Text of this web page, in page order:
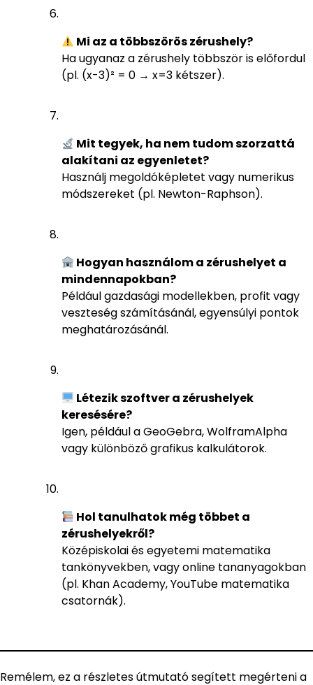
Mi az a többszörös zérushely?
Ha ugyanaz a zérushely többször is előfordul
(pl. (x-3)² = 0 → x=3 kétszer).
Mit tegyek, ha nem tudom szorzattá
alakítani az egyenletet?
Használj megoldóképletet vagy numerikus
módszereket (pl. Newton-Raphson).
Hogyan használom a zérushelyet a
mindennapokban?
Például gazdasági modellekben, profit vagy
veszteség számításánál, egyensúlyi pontok
meghatározásánál.
Létezik szoftver a zérushelyek
keresésére?
Igen, például a GeoGebra, WolframAlpha
vagy különböző grafikus kalkulátorok.
Hol tanulhatok még többet a
zérushelyekről?
Középiskolai és egyetemi matematika
tankönyvekben, vagy online tananyagokban
(pl. Khan Academy, YouTube matematika
csatornák).
Remélem, ez a részletes útmutató segített megérteni a